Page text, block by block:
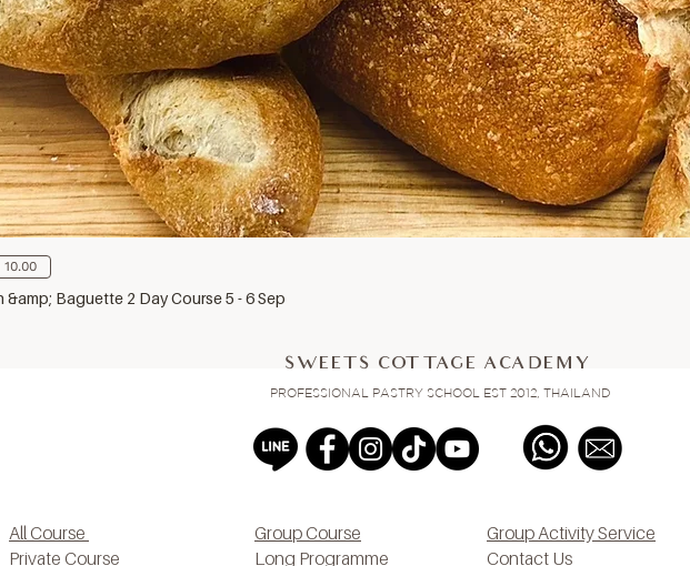
&amp; Baguette 2 Day Course 5 - 6 Sep
SWEETS COTTAGE ACADEMY
PROFESSIONAL PASTRY SCHOOL EST 2012, THAILAND
All Course
Private Course
Group Course
Long Programme
Group Activity Service
Contact Us